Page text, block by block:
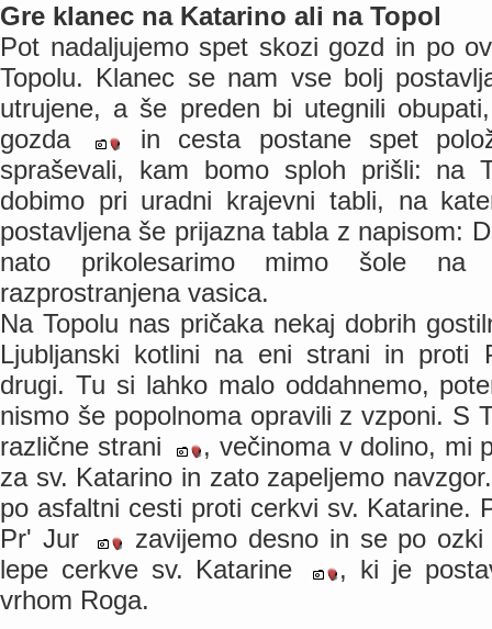
Gre klanec na Katarino ali na Topol
Pot nadaljujemo spet skozi gozd in po
Topolu. Klanec se nam vse bolj
utrujene, a še preden bi utegnili
gozda
in cesta postane spet
spraševali, kam bomo sploh prišli: na
dobimo pri uradni krajevni tabli, na
postavljena še prijazna tabla z napisom:
nato prikolesarimo mimo šole
razprostranjena vasica.
Na Topolu nas pričaka nekaj dobrih
Ljubljanski kotlini na eni strani in proti
drugi. Tu si lahko malo oddahnemo,
nismo še popolnoma opravili z vzponi. S
različne strani
, večinoma v dolino, mi
za sv. Katarino in zato zapeljemo
po asfaltni cesti proti cerkvi sv. Katarine.
Pr' Jur
zavijemo desno in se po
lepe cerkve sv. Katarine
, ki je
vrhom Roga.